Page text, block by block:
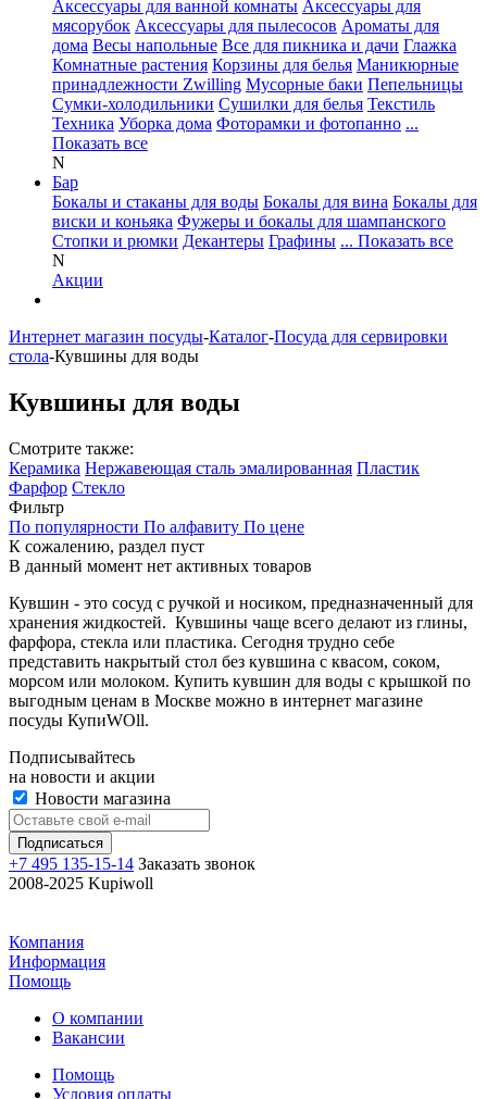
Аксессуары для ванной комнаты Аксессуары для
мясорубок Аксессуары для пылесосов Ароматы для
дома Весы напольные Все для пикника и дачи Глажка
Комнатные растения Корзины для белья Маникюрные
принадлежности Zwilling Мусорные баки Пепельницы
Сумки-холодильники Сушилки для белья Текстиль
Техника Уборка дома Фоторамки и фотопанно ...
Показать все
N
Бар
Бокалы и стаканы для воды Бокалы для вина Бокалы для
виски и коньяка Фужеры и бокалы для шампанского
Стопки и рюмки Декантеры Графины ... Показать все
N
Акции
Интернет магазин посуды-Каталог-Посуда для сервировки
стола-Кувшины для воды
Кувшины для воды
Смотрите также:
Керамика Нержавеющая сталь эмалированная Пластик
Фарфор Стекло
Фильтр
По популярности По алфавиту По цене
К сожалению, раздел пуст
В данный момент нет активных товаров
Кувшин - это сосуд с ручкой и носиком, предназначенный для
хранения жидкостей. Кувшины чаще всего делают из глины,
фарфора, стекла или пластика. Сегодня трудно себе
представить накрытый стол без кувшина с квасом, соком,
морсом или молоком. Купить кувшин для воды с крышкой по
выгодным ценам в Москве можно в интернет магазине
посуды КупиWOll.
Подписывайтесь
на новости и акции
Новости магазина
+7 495 135-15-14 Заказать звонок
2008-2025 Kupiwoll
Компания
Информация
Помощь
О компании
Вакансии
Помощь
Условия оплаты